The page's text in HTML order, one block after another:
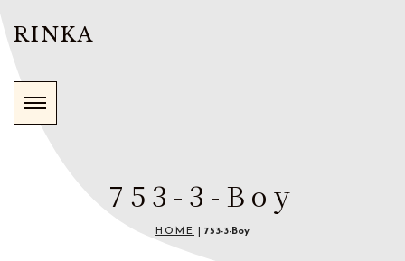
RINKA
753-3-Boy
HOME 753-3-Boy